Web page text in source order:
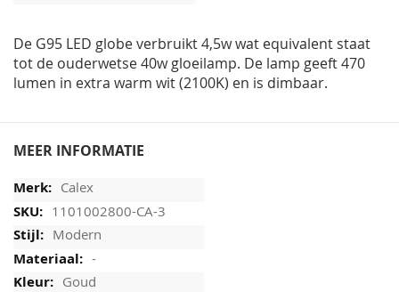
De G95 LED globe verbruikt 4,5w wat equivalent staat
tot de ouderwetse 40w gloeilamp. De lamp geeft 470
lumen in extra warm wit (2100K) en is dimbaar.
MEER INFORMATIE
Calex
1101002800-CA-3
Modern
-
Goud